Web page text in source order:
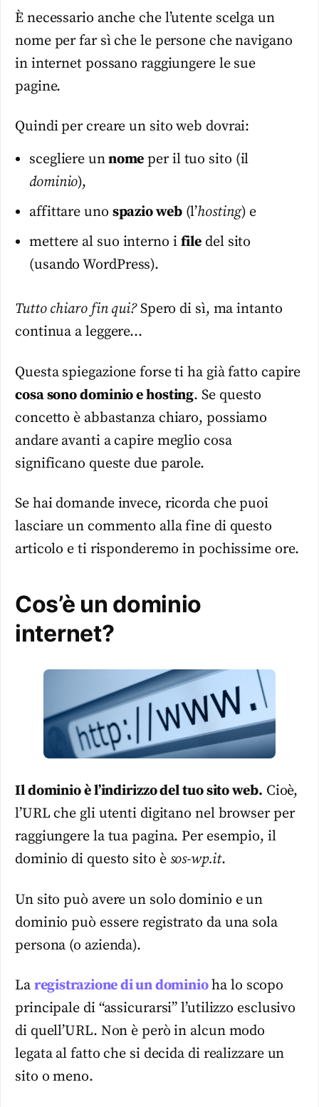
È necessario anche che l’utente scelga un
nome per far sì che le persone che navigano
in internet possano raggiungere le sue
pagine.
Quindi per creare un sito web dovrai:
scegliere unnome per il tuo sito (il
dominio),
affittare uno spazio web(l’hosting) e
mettere al suo interno i file del sito
(usando WordPress).
Tutto chiaro fin qui?Spero di sì, ma intanto
continua a leggere…
Questa spiegazione forse ti ha già fatto capire
cosa sono dominio e hosting. Se questo
concetto è abbastanza chiaro, possiamo
andare avanti a capire meglio cosa
significano queste due parole.
Se hai domande invece, ricorda che puoi
lasciare un commento alla fine di questo
articolo e ti risponderemo in pochissime ore.
Cos’è un dominio
internet?
Il dominio è l’indirizzo del tuo sito web. Cioè,
l’URL che gli utenti digitano nel browser per
raggiungere la tua pagina. Per esempio, il
dominio di questo sito è sos-wp.it.
Un sito può avere un solo dominio e un
dominio può essere registrato da una sola
persona (o azienda).
La registrazione di un dominioha lo scopo
principale di “assicurarsi” l’utilizzo esclusivo
di quell’URL. Non è però in alcun modo
legata al fatto che si decida di realizzare un
sito o meno.